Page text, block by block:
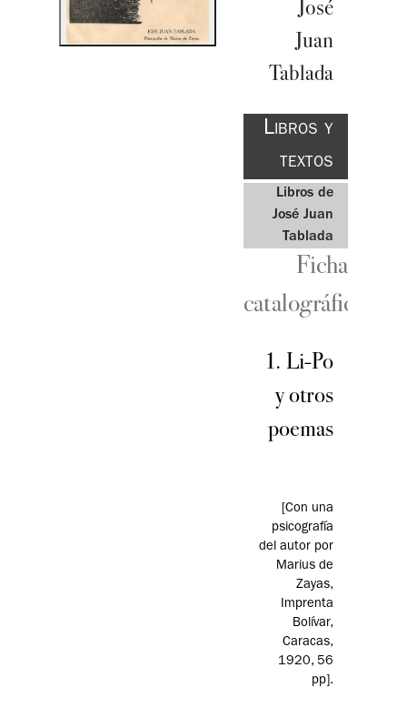
José
Juan
Tablada
Libros y
textos
Libros de
José Juan
Tablada
Ficha
catalográfica
1. Li-Po
y otros
poemas
[Con una
psicografía
del autor por
Marius de
Zayas,
Imprenta
Bolívar,
Caracas,
1920, 56
pp].